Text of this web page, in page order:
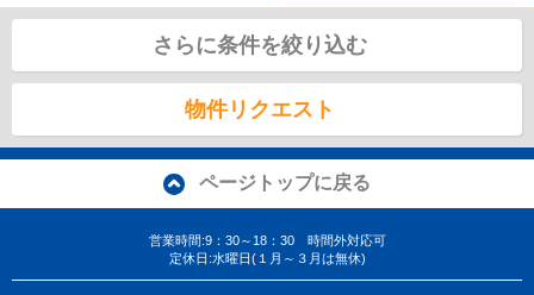
さらに条件を絞り込む
物件リクエスト
ページトップに戻る
営業時間:9：30～18：30 時間外対応可
定休日:水曜日(１月～３月は無休)